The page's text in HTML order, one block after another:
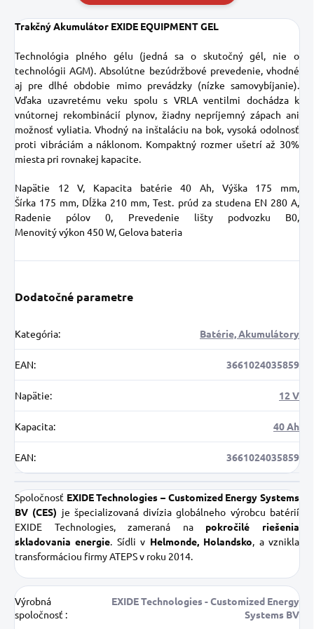
Trakčný Akumulátor EXIDE EQUIPMENT GEL
Technológia plného gélu (jedná sa o skutočný gél, nie o
technológii AGM). Absolútne bezúdržbové prevedenie, vhodné
aj pre dlhé obdobie mimo prevádzky (nízke samovybíjanie).
Vďaka uzavretému veku spolu s VRLA ventilmi dochádza k
vnútornej rekombinácií plynov, žiadny nepríjemný zápach ani
možnosť vyliatia. Vhodný na inštaláciu na bok, vysoká odolnosť
proti vibráciám a náklonom. Kompaktný rozmer ušetrí až 30%
miesta pri rovnakej kapacite.
Napätie 12 V, Kapacita batérie 40 Ah, Výška 175 mm,
Šírka 175 mm, Dĺžka 210 mm, Test. prúd za studena EN 280 A,
Radenie pólov 0, Prevedenie lišty podvozku B0,
Menovitý výkon 450 W, Gelova bateria
Dodatočné parametre
Kategória: Batérie, Akumulátory
EAN: 3661024035859
Napätie: 12 V
Kapacita: 40 Ah
EAN: 3661024035859
Spoločnosť EXIDE Technologies – Customized Energy Systems
BV (CES) je špecializovaná divízia globálneho výrobcu batérií
EXIDE Technologies, zameraná na pokročilé riešenia
skladovania energie. Sídli v Helmonde, Holandsko, a vznikla
transformáciou firmy ATEPS v roku 2014.
Výrobná
spoločnosť :
EXIDE Technologies - Customized Energy
Systems BV